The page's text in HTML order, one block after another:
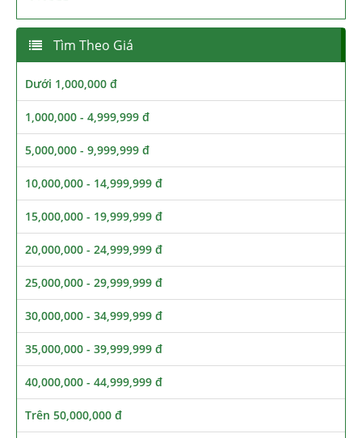
Tìm Theo Giá
Dưới 1,000,000 đ
1,000,000 - 4,999,999 đ
5,000,000 - 9,999,999 đ
10,000,000 - 14,999,999 đ
15,000,000 - 19,999,999 đ
20,000,000 - 24,999,999 đ
25,000,000 - 29,999,999 đ
30,000,000 - 34,999,999 đ
35,000,000 - 39,999,999 đ
40,000,000 - 44,999,999 đ
Trên 50,000,000 đ